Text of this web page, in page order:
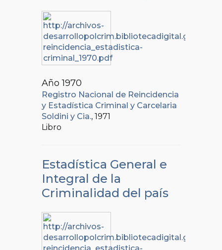
Año 1970
Registro Nacional de Reincidencia
y Estadística Criminal y Carcelaria
Soldini y Cia., 1971
Libro
Estadística General e
Integral de la
Criminalidad del país